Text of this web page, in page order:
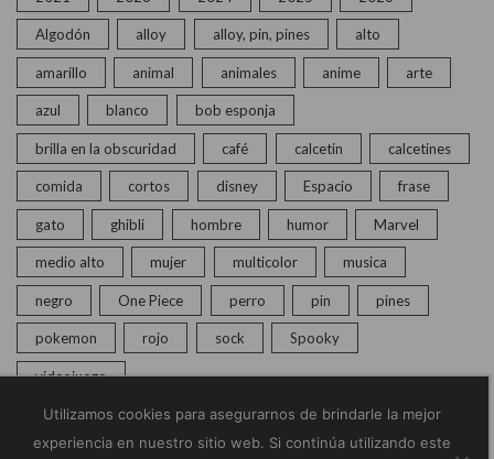
Algodón alloy alloy, pin, pines alto
amarillo animal animales anime arte
azul blanco bob esponja
brilla en la obscuridad café calcetin calcetines
comida cortos disney Espacio frase
gato ghibli hombre humor Marvel
medio alto mujer multicolor musica
negro One Piece perro pin pines
pokemon rojo sock Spooky
videojuego
Utilizamos cookies para asegurarnos de brindarle la mejor
experiencia en nuestro sitio web. Si continúa utilizando este